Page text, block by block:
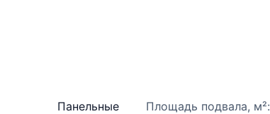
Панельные Площадь подвала, м²: